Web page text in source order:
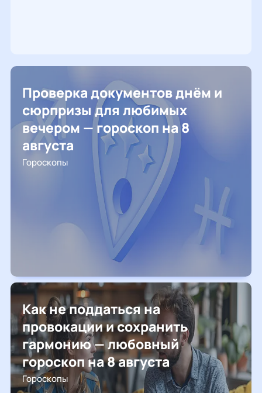
Проверка документов днём и
сюрпризы для любимых
вечером — гороскоп на 8
августа
Гороскопы
Как не поддаться на
провокации и сохранить
гармонию — любовный
гороскоп на 8 августа
Гороскопы